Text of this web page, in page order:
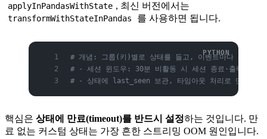
applyInPandasWithState , 최신 버전에서는
transformWithStateInPandas 를 사용하면 됩니다.
# 개념: 그룹(키)별로 상태를 들고, 이벤트마다 갱신, 타
# - 세션 윈도우: 30분 비활동 시 세션 종료·출력
# - 상태에 last_seen 보관, 타임아웃 처리로 만료
핵심은 상태에 만료(timeout)를 반드시 설정하는 것입니다. 만
료 없는 커스텀 상태는 가장 흔한 스트리밍 OOM 원인입니다.